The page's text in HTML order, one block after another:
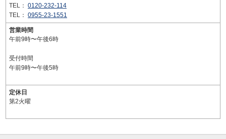
TEL： 0120-232-114
TEL： 0955-23-1551
営業時間
午前9時〜午後6時
受付時間
午前9時〜午後5時
定休日
第2火曜